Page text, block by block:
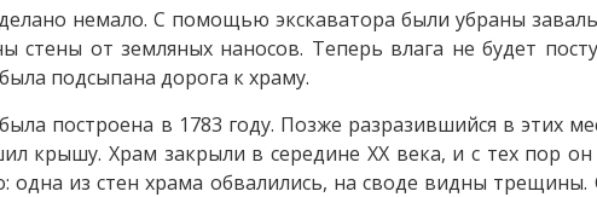
немало. С помощью экскаватора были убраны
стены от земляных наносов. Теперь влага не будет
подсыпана дорога к храму.
построена в 1783 году. Позже разразившийся в этих
крышу. Храм закрыли в середине XX века, и с тех пор
одна из стен храма обвалились, на своде видны